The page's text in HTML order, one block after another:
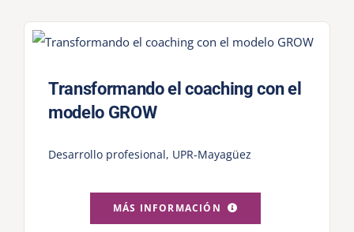
Transformando el coaching con el
modelo GROW
Desarrollo profesional, UPR-Mayagüez
MÁS INFORMACIÓN